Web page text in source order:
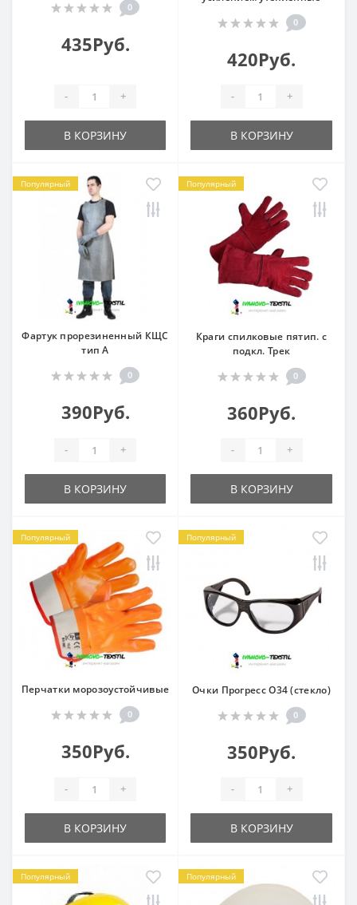
0
435Руб.
- +
В КОРЗИНУ
0
420Руб.
- +
В КОРЗИНУ
Популярный
Фартук прорезиненный КЩС
тип А
0
390Руб.
- +
В КОРЗИНУ
Популярный
Краги спилковые пятип. с
подкл. Трек
0
360Руб.
- +
В КОРЗИНУ
Популярный
Перчатки морозоустойчивые
0
350Руб.
- +
В КОРЗИНУ
Популярный
Очки Прогресс О34 (стекло)
0
350Руб.
- +
В КОРЗИНУ
Популярный Популярный